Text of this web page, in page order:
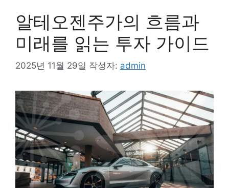
알테오젠주가의 흐름과
미래를 읽는 투자 가이드
2025년 11월 29일 작성자: admin